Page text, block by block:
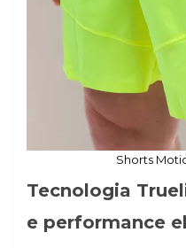
Shorts
Tecnologia
e performance